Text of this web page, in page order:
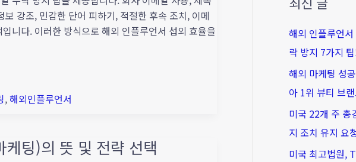
강조, 민감한 단어 피하기, 적절한 후속 조치, 이메
니다. 이러한 방식으로 해외 인플루언서 섭외 효율을
, 해외인플루언서
팅)의 뜻 및 전략 선택
해외 인플루언
락 방지 7가지
해외 마케팅 성
아 1위 뷰티 브
미국 22개 주
지 조치 유지 요
미국 최고법원,